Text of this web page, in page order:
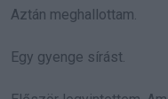
Aztán meghallottam.
Egy gyenge sírást.